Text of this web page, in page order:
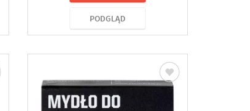
PODGLĄD